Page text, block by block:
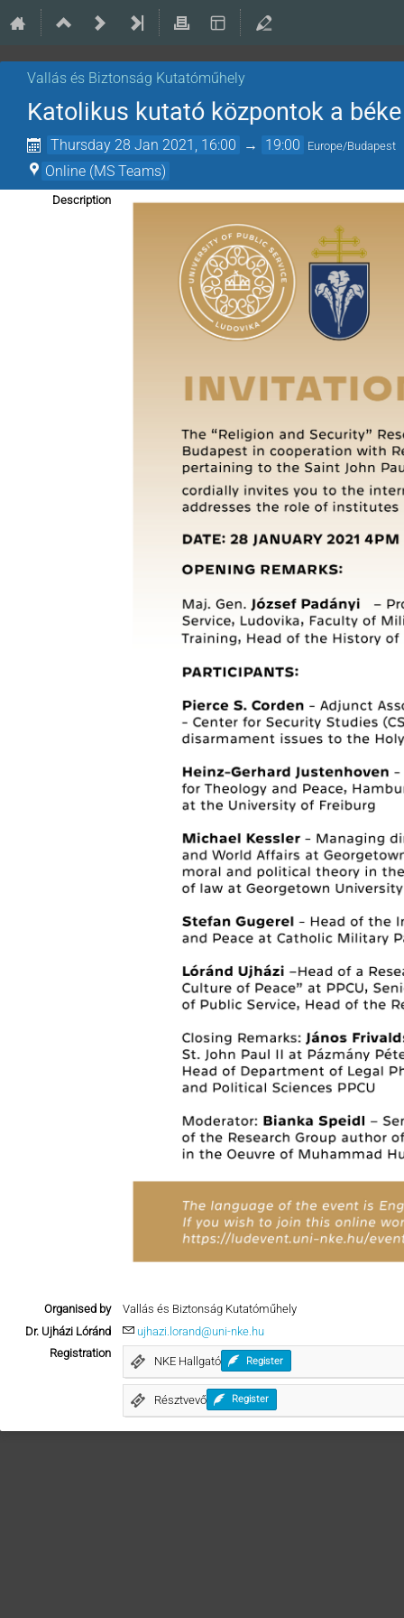
Vallás és Biztonság Kutatóműhely
Katolikus kutató központok a
Thursday 28 Jan 2021, 16:00 → 19:00 Europe/Budapest
Online (MS Teams)
Description
Organised by
Vallás és Biztonság Kutatóműhely
Dr. Ujházi Lóránd
ujhazi.lorand@uni-nke.hu
Registration
NKE Hallgató Register
Résztvevő Register